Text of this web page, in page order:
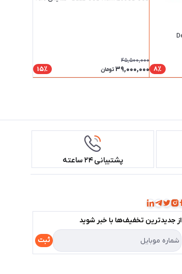
8٪
45,500,000
39,000,000 تومان 15٪
پشتیبانی ۲۴ ساعته
از جدید‌ترین تخفیف‌ها با‌ خبر شوید
ثبت